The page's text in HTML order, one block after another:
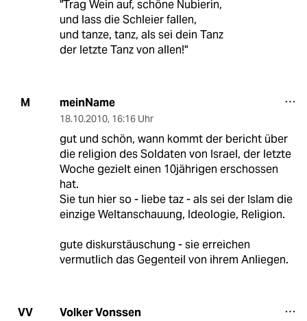
"Trag Wein auf, schöne Nubierin,
und lass die Schleier fallen,
und tanze, tanz, als sei dein Tanz
der letzte Tanz von allen!"
M meinName
18.10.2010, 16:16 Uhr
gut und schön, wann kommt der bericht über
die religion des Soldaten von Israel, der letzte
Woche gezielt einen 10jährigen erschossen
hat.
Sie tun hier so - liebe taz - als sei der Islam die
einzige Weltanschauung, Ideologie, Religion.
gute diskurstäuschung - sie erreichen
vermutlich das Gegenteil von ihrem Anliegen.
VV Volker Vonssen